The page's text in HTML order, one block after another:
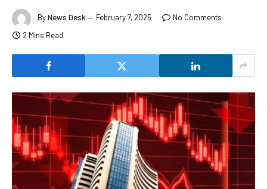
ByNews Desk February 7, 2025
No Comments
2 Mins Read